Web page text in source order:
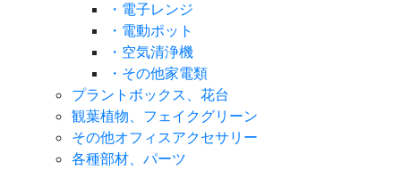
・電子レンジ
・電動ポット
・空気清浄機
・その他家電類
プラントボックス、花台
観葉植物、フェイクグリーン
その他オフィスアクセサリー
各種部材、パーツ